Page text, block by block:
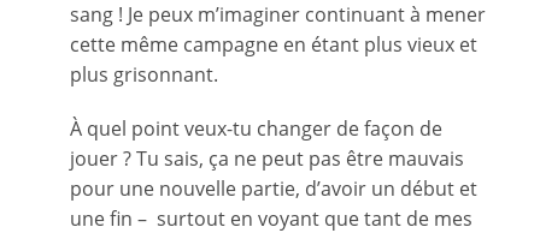
sang ! Je peux m’imaginer continuant à mener
cette même campagne en étant plus vieux et
plus grisonnant.
À quel point veux-tu changer de façon de
jouer ? Tu sais, ça ne peut pas être mauvais
pour une nouvelle partie, d’avoir un début et
une fin – surtout en voyant que tant de mes